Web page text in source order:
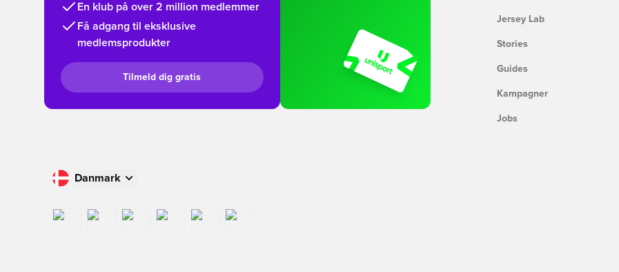
En klub på over 2 million medlemmer
Få adgang til eksklusive
medlemsprodukter
Tilmeld dig gratis
Jersey Lab
Stories
Guides
Kampagner
Jobs
Danmark